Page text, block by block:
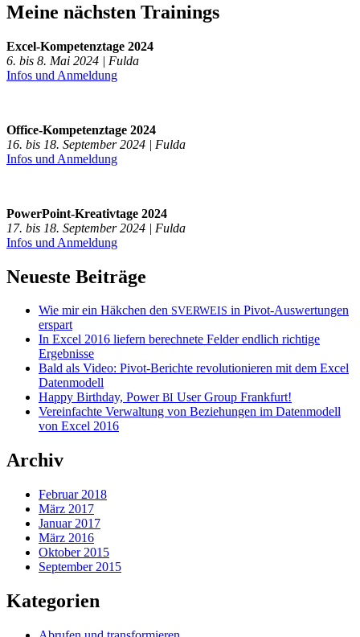
Meine nächsten Trainings
Excel-Kompetenztage 2024
6. bis 8. Mai 2024 | Fulda
Infos und Anmeldung
Office-Kompetenztage 2024
16. bis 18. September 2024 | Fulda
Infos und Anmeldung
PowerPoint-Kreativtage 2024
17. bis 18. September 2024 | Fulda
Infos und Anmeldung
Neueste Beiträge
Wie mir ein Häkchen den SVERWEIS in Pivot-Auswertungen
erspart
In Excel 2016 liefern berechnete Felder endlich richtige
Ergebnisse
Bald als Video: Pivot-Berichte revolutionieren mit dem Excel
Datenmodell
Happy Birthday, PowerBI User Group Frankfurt!
Vereinfachte Verwaltung von Beziehungen im Datenmodell
von Excel 2016
Archiv
Februar 2018
März 2017
Januar 2017
März 2016
Oktober 2015
September 2015
Kategorien